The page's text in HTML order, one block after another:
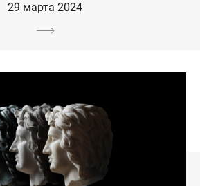
29 марта 2024